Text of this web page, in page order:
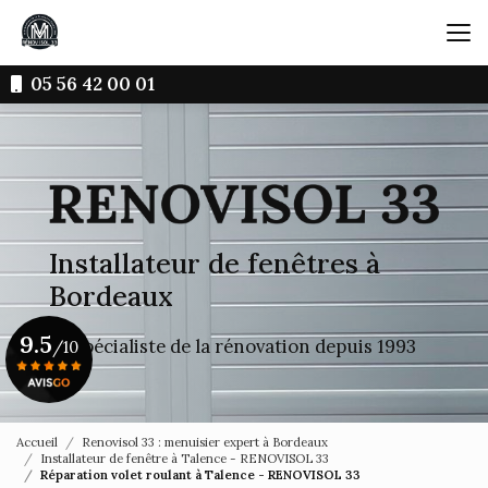
Aller
contenu
principal05 56 42 00 01
Installateur de fenêtres à
Bordeaux
Le spécialiste de la rénovation depuis 1993
9.5 /10
Accueil
Renovisol 33 : menuisier expert à Bordeaux
Installateur de fenêtre à Talence - RENOVISOL 33
Réparation volet roulant à Talence - RENOVISOL 33